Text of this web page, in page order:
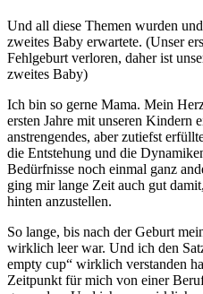
Und all diese Themen wurden
zweites Baby erwartete. (Unser
Fehlgeburt verloren, daher ist
zweites Baby)
Ich bin so gerne Mama. Mein
ersten Jahre mit unseren Kindern
anstrengendes, aber zutiefst
die Entstehung und die
Bedürfnisse noch einmal ganz
ging mir lange Zeit auch gut
hinten anzustellen.
So lange, bis nach der Geburt
wirklich leer war. Und ich den
empty cup“ wirklich verstanden
Zeitpunkt für mich von einer